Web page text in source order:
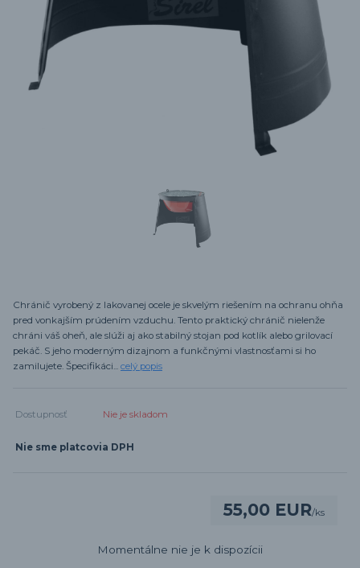
Chránič vyrobený z lakovanej ocele je skvelým riešením na ochranu ohňa
pred vonkajším prúdením vzduchu. Tento praktický chránič nielenže
chráni váš oheň, ale slúži aj ako stabilný stojan pod kotlík alebo grilovací
pekáč. S jeho moderným dizajnom a funkčnými vlastnosťami si ho
zamilujete. Špecifikáci... celý popis
Dostupnosť Nie je skladom
Nie sme platcovia DPH
55,00 EUR/ks
Momentálne nie je k dispozícii